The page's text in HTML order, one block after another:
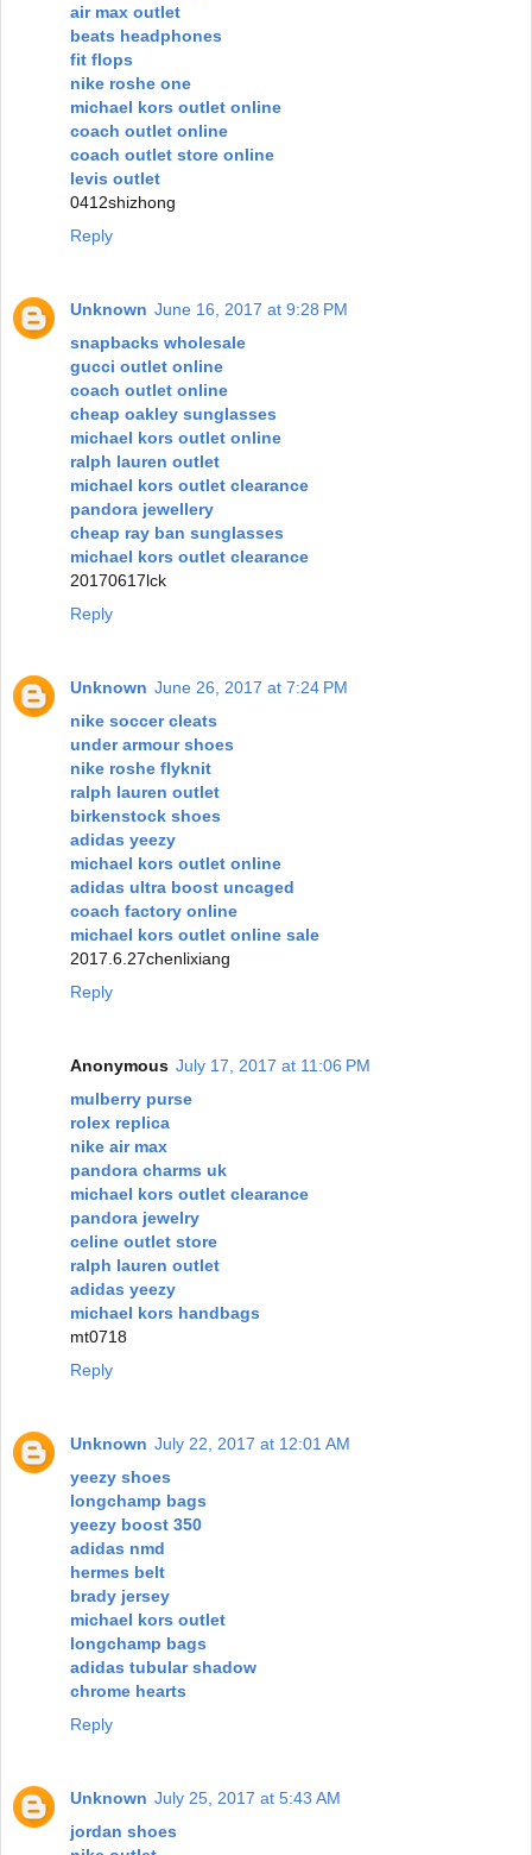
air max outlet
beats headphones
fit flops
nike roshe one
michael kors outlet online
coach outlet online
coach outlet store online
levis outlet
0412shizhong
Reply
Unknown June 16, 2017 at 9:28 PM
snapbacks wholesale
gucci outlet online
coach outlet online
cheap oakley sunglasses
michael kors outlet online
ralph lauren outlet
michael kors outlet clearance
pandora jewellery
cheap ray ban sunglasses
michael kors outlet clearance
20170617lck
Reply
Unknown June 26, 2017 at 7:24 PM
nike soccer cleats
under armour shoes
nike roshe flyknit
ralph lauren outlet
birkenstock shoes
adidas yeezy
michael kors outlet online
adidas ultra boost uncaged
coach factory online
michael kors outlet online sale
2017.6.27chenlixiang
Reply
Anonymous July 17, 2017 at 11:06 PM
mulberry purse
rolex replica
nike air max
pandora charms uk
michael kors outlet clearance
pandora jewelry
celine outlet store
ralph lauren outlet
adidas yeezy
michael kors handbags
mt0718
Reply
Unknown July 22, 2017 at 12:01 AM
yeezy shoes
longchamp bags
yeezy boost 350
adidas nmd
hermes belt
brady jersey
michael kors outlet
longchamp bags
adidas tubular shadow
chrome hearts
Reply
Unknown July 25, 2017 at 5:43 AM
jordan shoes